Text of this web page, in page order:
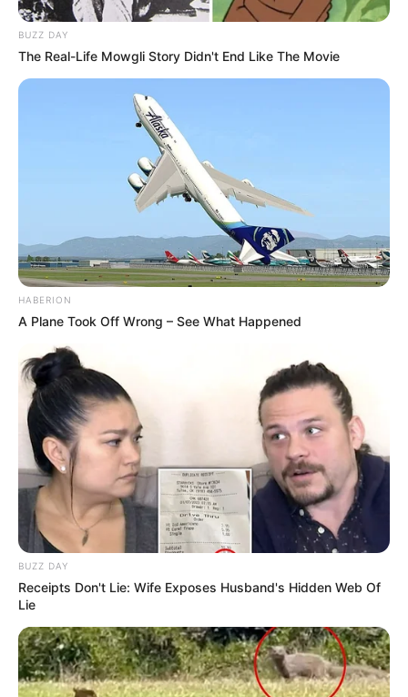
BUZZ DAY
The Real-Life Mowgli Story Didn't End Like The Movie
HABERION
A Plane Took Off Wrong – See What Happened
BUZZ DAY
Receipts Don't Lie: Wife Exposes Husband's Hidden Web Of
Lie